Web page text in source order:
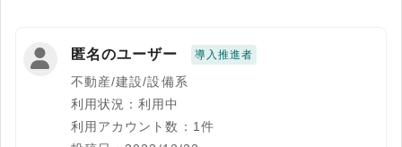
匿名のユーザー 導入推進者
不動産/建設/設備系
利用状況：利用中
利用アカウント数：1件